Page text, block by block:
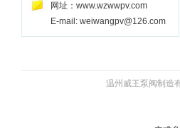
网址：www.wzwwpv.com
E-mail: weiwangpv@126.com
温州威王泵阀制造